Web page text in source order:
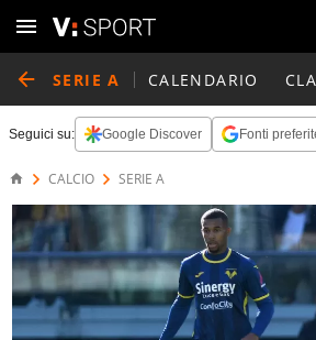
SERIE A CALENDARIO
Seguici su: Google Discover Fonti
CALCIO SERIE A